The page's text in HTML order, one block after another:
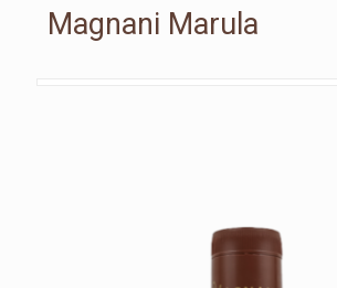
Magnani Marula